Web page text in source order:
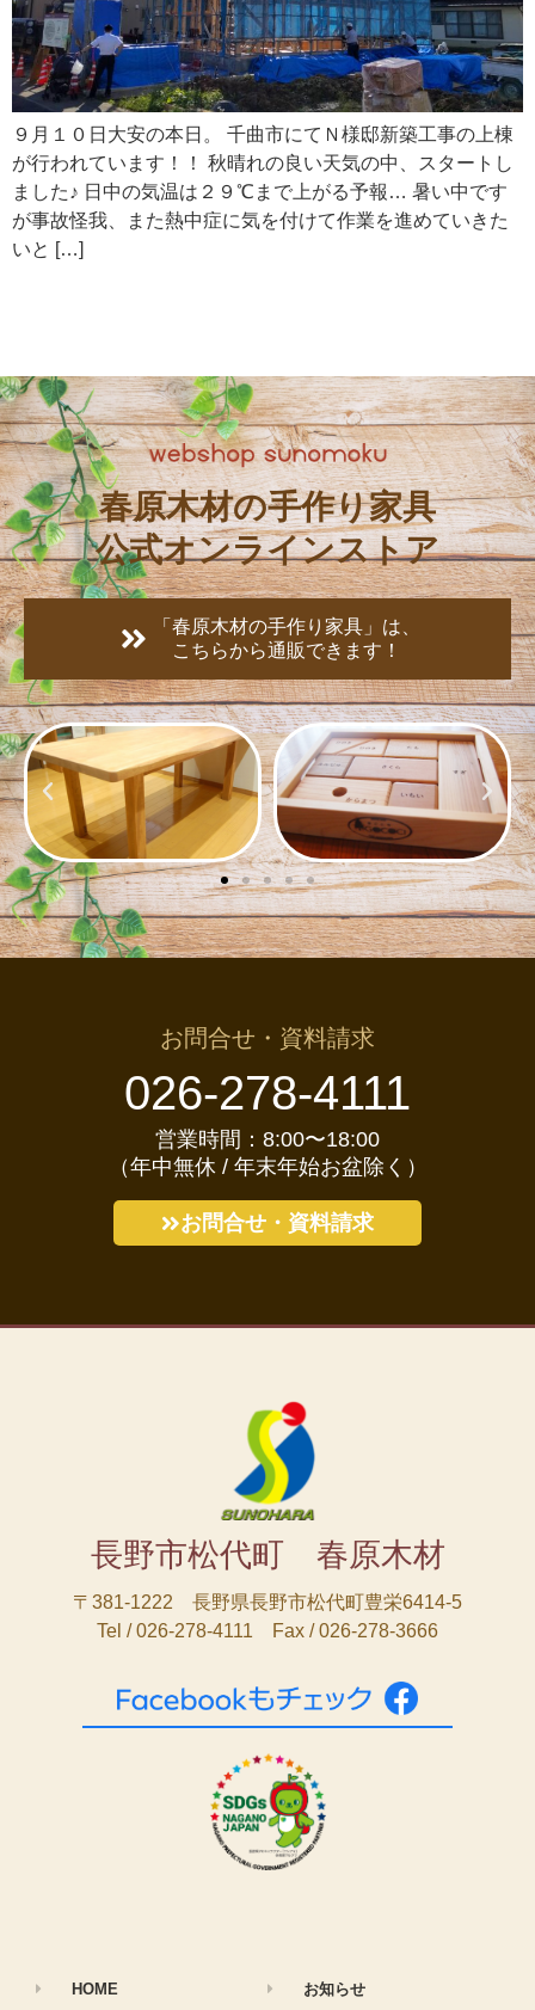
９月１０日大安の本日。 千曲市にてＮ様邸新築工事の上棟
が行われています！！ 秋晴れの良い天気の中、スタートし
ました♪ 日中の気温は２９℃まで上がる予報… 暑い中です
が事故怪我、また熱中症に気を付けて作業を進めていきた
いと […]
春原木材の手作り家具
公式オンラインストア
「春原木材の手作り家具」は、
こちらから通販できます！
お問合せ・資料請求
026-278-4111
営業時間：8:00〜18:00
（年中無休 / 年末年始お盆除く）
お問合せ・資料請求
長野市松代町 春原木材
〒381-1222 長野県長野市松代町豊栄6414-5
Tel / 026-278-4111 Fax / 026-278-3666
HOME お知らせ